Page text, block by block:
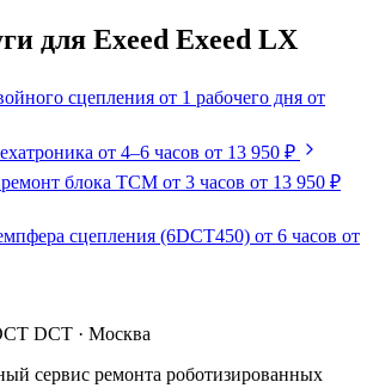
для Exeed Exeed LX
сцепления от 1 рабочего дня от
от 4–6 часов от 13 950 ₽
блока TCM от 3 часов от 13 950 ₽
сцепления (6DCT450) от 6 часов от
DCT · Москва
сервис ремонта роботизированных